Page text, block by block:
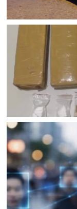
POLICIAL
Polícia Civil
criminoso de
milhões em
uma mulher é
JUAZEIRO
Confronto na BR
mandados de
apreendeu pistola